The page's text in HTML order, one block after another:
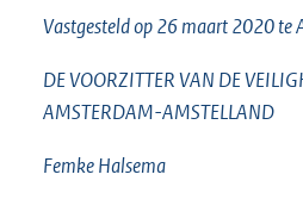
Vastgesteld op 26 maart 2020 te
DE VOORZITTER VAN DE
AMSTERDAM-AMSTELLAND
Femke Halsema